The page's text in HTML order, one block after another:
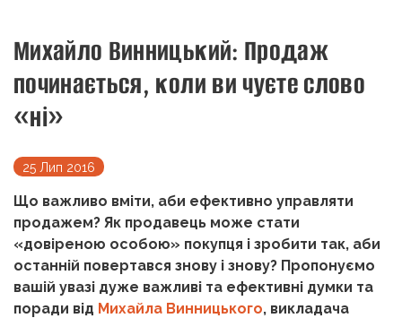
Михайло Винницький: Продаж
починається, коли ви чуєте слово
«ні»
25 Лип 2016
Що важливо вміти, аби ефективно управляти
продажем? Як продавець може стати
«довіреною особою» покупця і зробити так, аби
останній повертався знову і знову? Пропонуємо
вашій увазі дуже важливі та ефективні думки та
поради від Михайла Винницького, викладача